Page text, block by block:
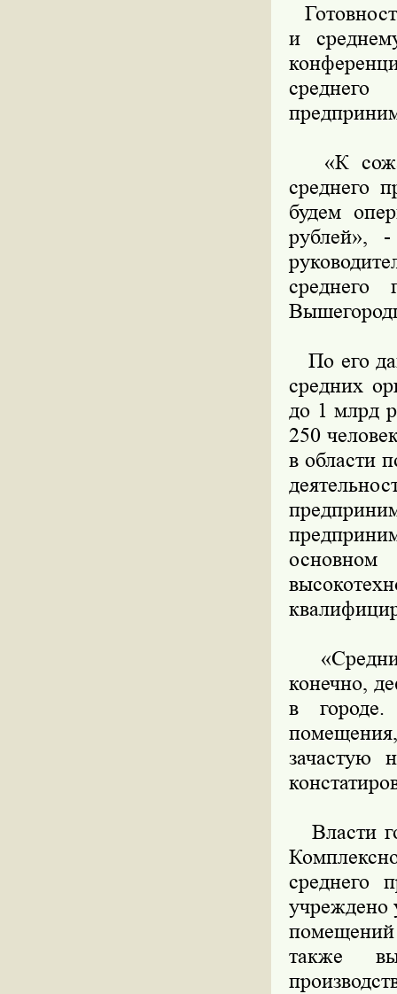
и
«К
среднего
будем
рублей»,
среднего
По его
средних
до 1 млрд
250
в области
конечно,
в
зачастую
Власти
среднего
учреждено
также